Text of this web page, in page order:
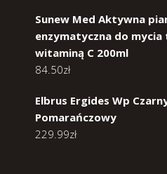
Sunew Med Aktywna
enzymatyczna do mycia
witaminą C 200ml
84.50zł
Elbrus Ergides Wp
Pomarańczowy
229.99zł